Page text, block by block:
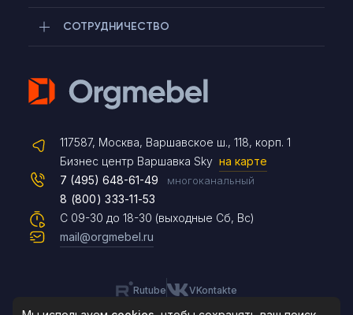
СОТРУДНИЧЕСТВО
117587, Москва, Варшавское ш., 118, корп. 1
Бизнес центр Варшавка Sky на карте
С 09-30 до 18-30 (выходные Сб, Вс)
7 (495) 648-61-49 многоканальный
8 (800) 333-11-53
mail@orgmebel.ru
Rutube VKontakte
Telegram
Max
Чат на сайте
8 (495) 183-47-87